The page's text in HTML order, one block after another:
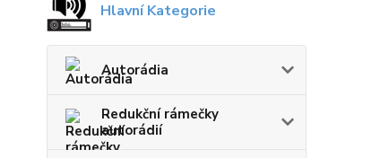
Hlavní Kategorie
Autorádia
Redukční rámečky
autorádií